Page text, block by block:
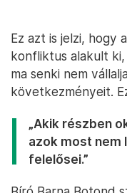
Ez azt is jelzi, hogy
konfliktus alakult
ma senki nem
következményeit.
„Akik részben
azok most nem
felelősei.”